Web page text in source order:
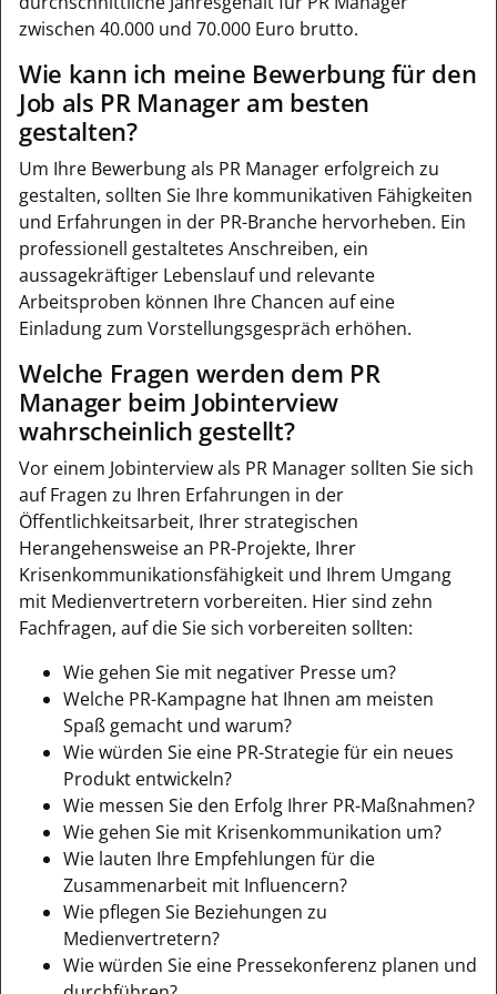
zwischen 40.000 und 70.000 Euro brutto.
Wie kann ich meine Bewerbung für den
Job als PR Manager am besten
gestalten?
Um Ihre Bewerbung als PR Manager erfolgreich zu
gestalten, sollten Sie Ihre kommunikativen Fähigkeiten
und Erfahrungen in der PR-Branche hervorheben. Ein
professionell gestaltetes Anschreiben, ein
aussagekräftiger Lebenslauf und relevante
Arbeitsproben können Ihre Chancen auf eine
Einladung zum Vorstellungsgespräch erhöhen.
Welche Fragen werden dem PR
Manager beim Jobinterview
wahrscheinlich gestellt?
Vor einem Jobinterview als PR Manager sollten Sie sich
auf Fragen zu Ihren Erfahrungen in der
Öffentlichkeitsarbeit, Ihrer strategischen
Herangehensweise an PR-Projekte, Ihrer
Krisenkommunikationsfähigkeit und Ihrem Umgang
mit Medienvertretern vorbereiten. Hier sind zehn
Fachfragen, auf die Sie sich vorbereiten sollten:
Wie gehen Sie mit negativer Presse um?
Welche PR-Kampagne hat Ihnen am meisten
Spaß gemacht und warum?
Wie würden Sie eine PR-Strategie für ein neues
Produkt entwickeln?
Wie messen Sie den Erfolg Ihrer PR-Maßnahmen?
Wie gehen Sie mit Krisenkommunikation um?
Wie lauten Ihre Empfehlungen für die
Zusammenarbeit mit Influencern?
Wie pflegen Sie Beziehungen zu
Medienvertretern?
Wie würden Sie eine Pressekonferenz planen und